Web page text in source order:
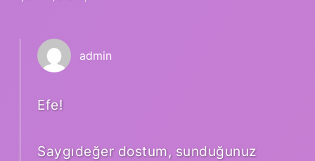
admin
Efe!
Saygıdeğer dostum, sunduğunuz